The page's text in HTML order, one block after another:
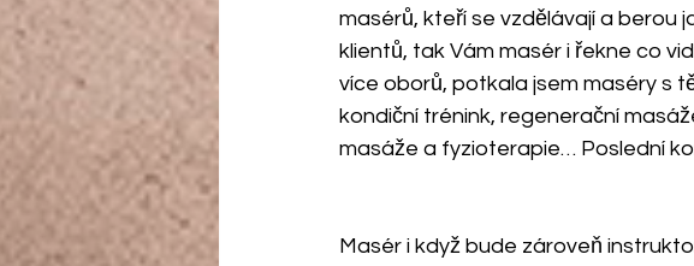
masérů, kteří se vzdělávají a berou
klientů, tak Vám masér i řekne co
více oborů, potkala jsem maséry s
kondiční trénink, regenerační
masáže a fyzioterapie… Poslední
Masér i když bude zároveň